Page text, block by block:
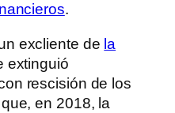
.
excliente de la
extinguió
rescisión de los
en 2018, la